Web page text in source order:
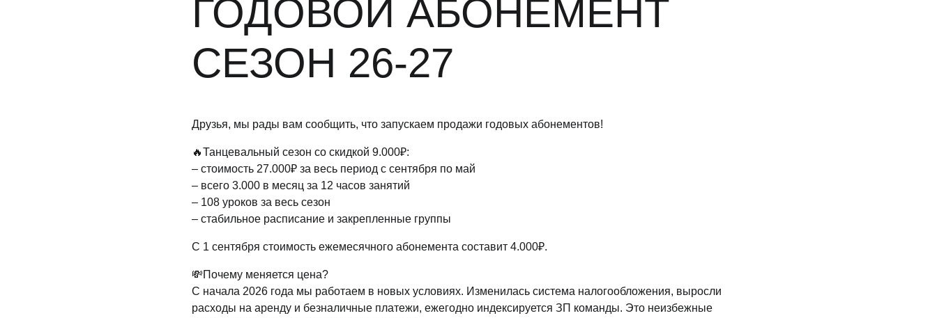
Танцевальное шоу на праздник СМИ о нас
Документы
Дипломы и сертификаты
ГОДОВОЙ АБОНЕМЕНТ
СЕЗОН 26-27
Друзья, мы рады вам сообщить, что запускаем продажи годовых абонементов!
🔥Танцевальный сезон со скидкой 9.000₽:
– стоимость 27.000₽ за весь период с сентября по май
– всего 3.000 в месяц за 12 часов занятий
– 108 уроков за весь сезон
– стабильное расписание и закрепленные группы
С 1 сентября стоимость ежемесячного абонемента составит 4.000₽.
💸Почему меняется цена?
С начала 2026 года мы работаем в новых условиях. Изменилась система налогообложения, выросли
расходы на аренду и безналичные платежи, ежегодно индексируется ЗП команды. Это неизбежные